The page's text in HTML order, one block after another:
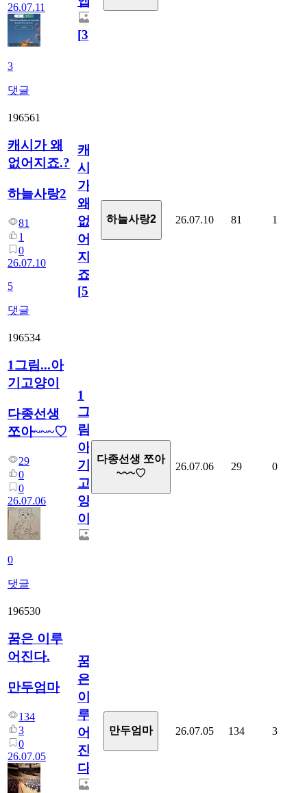
26.07.11
3
댓글
[3]
196561
캐시가 왜
없어지죠.?
하늘사랑2
81
1
0
26.07.10
5
댓글
캐
시
가
왜
없
어
지
죠.?
[5]
하늘사랑2 26.07.10 81 1
196534
1그림...아
기고양이
다종선생
쪼아~~~♡
29
0
0
26.07.06
0
댓글
1
그
림...
아
기
고
양
이
다종선생 쪼아
~~~♡
26.07.06 29 0
196530
꿈은 이루
어진다.
만두엄마
134
3
0
26.07.05
꿈
은
이
루
어
진
다.
만두엄마 26.07.05 134 3